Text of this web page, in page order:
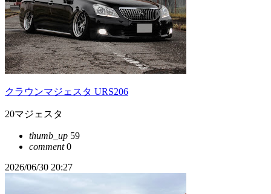
クラウンマジェスタ URS206
20マジェスタ
thumb_up 59
comment0
2026/06/30 20:27